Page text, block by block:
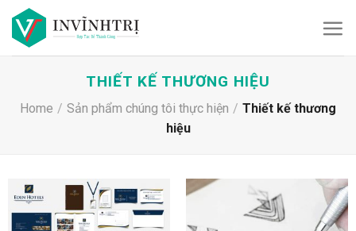
Skip
content
THIẾT KẾ THƯƠNG HIỆU
Home / Sản phẩm chúng tôi thực hiện / Thiết kế thương
hiệu